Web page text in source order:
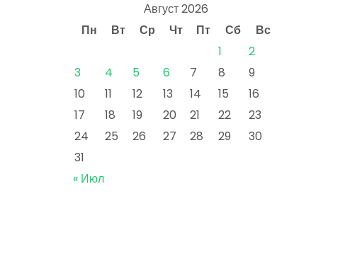
Август 2026
Пн
Вт Ср Чт Пт Сб
Вс
1
2
3
4 5 6 7 8
9
10
11 12 13 14 15
16
17
18 19 20 21 22
23
24
25 26 27 28 29
30
31
« Июл